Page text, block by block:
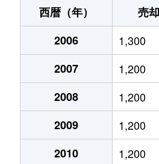
北７条東
3,500万円
北８条東
1,200万円
北８条東
1,400万円
北８条東
390万円
北８条東
390万円
北８条東
300万円
西暦（年）
売
2006
1,300
2007
1,200
2008
1,200
2009
1,200
2010
1,200